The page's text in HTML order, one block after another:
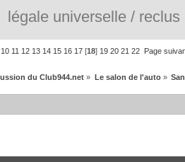
légale universelle / reclus
10 11 12 13 14 15 16 17 [18] 19 20 21 22 Page
du Club944.net » Le salon de l'auto»